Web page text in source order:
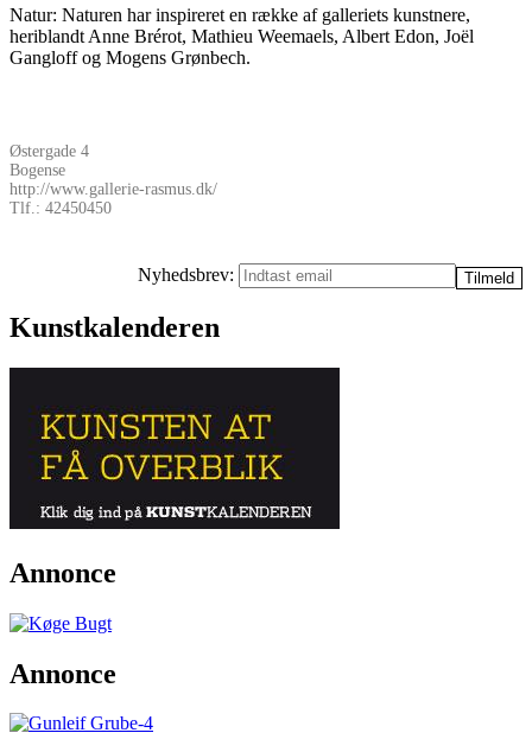
Natur: Naturen har inspireret en række af galleriets kunstnere,
heriblandt Anne Brérot, Mathieu Weemaels, Albert Edon, Joël
Gangloff og Mogens Grønbech.
Østergade 4
Bogense
http://www.gallerie-rasmus.dk/
Tlf.: 42450450
Nyhedsbrev:
Kunstkalenderen
Annonce
Annonce